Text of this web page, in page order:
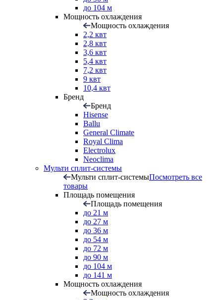
до 104 м
Мощность охлаждения
Мощность охлаждения
2,2 квт
2,8 квт
3,6 квт
5,4 квт
7,2 квт
9 квт
10,4 квт
Бренд
Бренд
Hisense
Ballu
General Climate
Royal Clima
Electrolux
Neoclima
Мульти сплит-системы
Мульти сплит-системыПосмотреть все
товары
Площадь помещения
Площадь помещения
до 21 м
до 27 м
до 36 м
до 54 м
до 72 м
до 90 м
до 104 м
до 141 м
Мощность охлаждения
Мощность охлаждения